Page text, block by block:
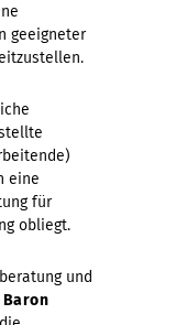
geeigneter
eine
für
obliegt.
und
Baron